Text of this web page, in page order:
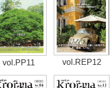
vol.PP11 vol.REP12